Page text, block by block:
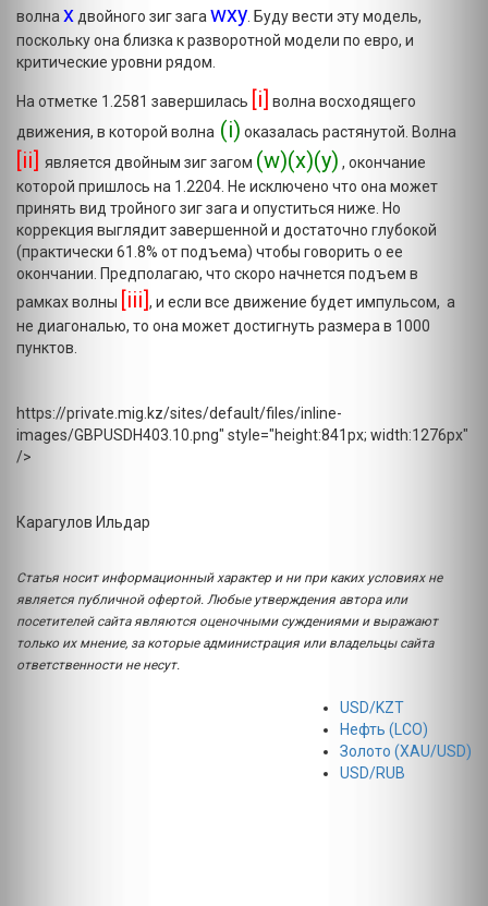
волна x двойного зиг зага wxy . Буду вести эту модель,
поскольку она близка к разворотной модели по евро, и
критические уровни рядом.
На отметке 1.2581 завершилась [i] волна восходящего
движения, в которой волна (i) оказалась растянутой. Волна
[ii] является двойным зиг загом (w)(x)(y) , окончание
которой пришлось на 1.2204. Не исключено что она может
принять вид тройного зиг зага и опуститься ниже. Но
коррекция выглядит завершенной и достаточно глубокой
(практически 61.8% от подъема) чтобы говорить о ее
окончании. Предполагаю, что скоро начнется подъем в
рамках волны [iii], и если все движение будет импульсом, а
не диагональю, то она может достигнуть размера в 1000
пунктов.
https://private.mig.kz/sites/default/files/inline-
images/GBPUSDH403.10.png" style="height:841px; width:1276px"
/>
Карагулов Ильдар
Статья носит информационный характер и ни при каких условиях не
является публичной офертой. Любые утверждения автора или
посетителей сайта являются оценочными суждениями и выражают
только их мнение, за которые администрация или владельцы сайта
ответственности не несут.
USD/KZT
Нефть (LCO)
Золото (XAU/USD)
USD/RUB